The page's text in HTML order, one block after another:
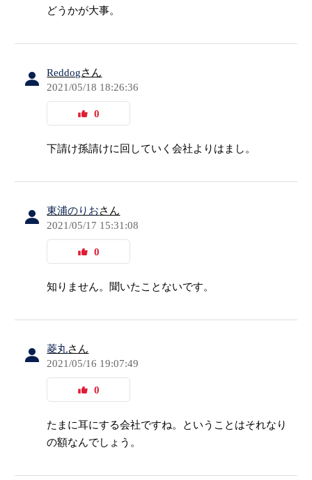
どうかが大事。
Reddogさん
2021/05/18 18:26:36
0
下請け孫請けに回していく会社よりはまし。
東浦のりおさん
2021/05/17 15:31:08
0
知りません。聞いたことないです。
菱丸さん
2021/05/16 19:07:49
0
たまに耳にする会社ですね。ということはそれなり
の額なんでしょう。